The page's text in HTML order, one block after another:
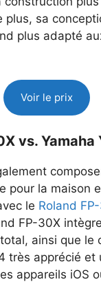
plus, sa
plus adapté
Voir le prix
vs. Yamaha
pour la maison
le Roland
FP-30X
ainsi que le
très apprécié et
appareils iOS